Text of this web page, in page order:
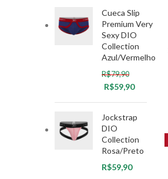
Cueca Slip
Premium Very
Sexy DIO
Collection
Azul/Vermelho
R$79,90
R$59,90
Jockstrap
DIO
Collection
Rosa/Preto
R$